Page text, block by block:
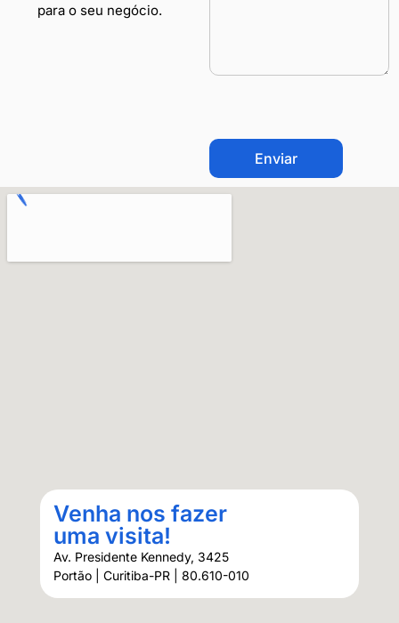
para o seu negócio.
Venha nos fazer
uma visita!
Av. Presidente Kennedy, 3425
Portão | Curitiba-PR | 80.610-010